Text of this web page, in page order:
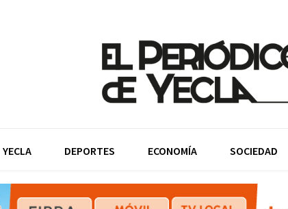
YECLA DEPORTES ECONOMÍA SOCIEDAD